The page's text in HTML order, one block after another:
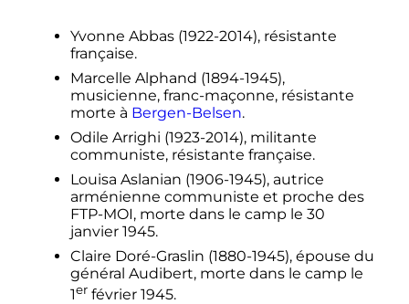
Yvonne Abbas (1922-2014), résistante
française.
Marcelle Alphand (1894-1945),
musicienne, franc-maçonne, résistante
morte à Bergen-Belsen.
Odile Arrighi (1923-2014), militante
communiste, résistante française.
Louisa Aslanian (1906-1945), autrice
arménienne communiste et proche des
FTP-MOI, morte dans le camp le 30
janvier 1945.
Claire Doré-Graslin (1880-1945), épouse du
général Audibert, morte dans le camp le
1erfévrier 1945.